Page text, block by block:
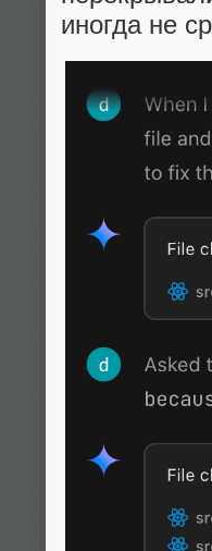
иногда не